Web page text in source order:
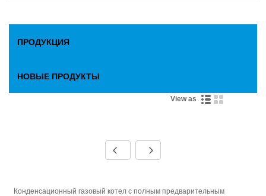
ПРОДУКЦИЯ
НОВЫЕ ПРОДУКТЫ
View as
Конденсационный газовый котел с полным предварительным